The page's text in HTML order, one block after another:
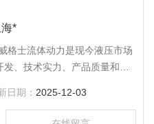
*
格士流体动力是现今液压市场
、技术实力、产品质量和售
二十二家现货。今天的威格士
伊顿兼并后，伊顿和威格士拥
日期： 2025-12-03